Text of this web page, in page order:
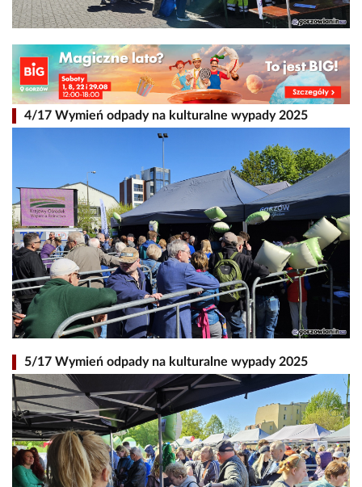
4/17 Wymień odpady na kulturalne wypady 2025
5/17 Wymień odpady na kulturalne wypady 2025